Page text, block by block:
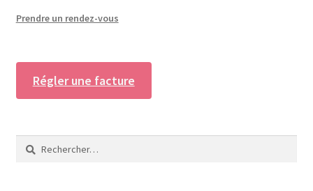
Prendre un rendez-vous
Régler une facture
Rechercher :